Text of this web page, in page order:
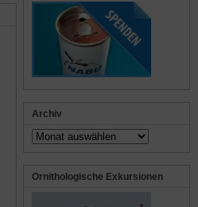
Archiv
Archiv
Ornithologische Exkursionen